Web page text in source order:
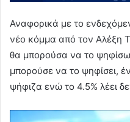
Αναφορικά με το
νέο κόμμα από τον Αλέξη
θα μπορούσα να το
μπορούσε να το ψηφίσει,
ψήφιζα ενώ το 4.5% λέει